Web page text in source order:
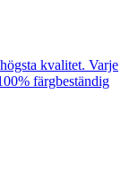
kvalitet. Varje
färgbeständig